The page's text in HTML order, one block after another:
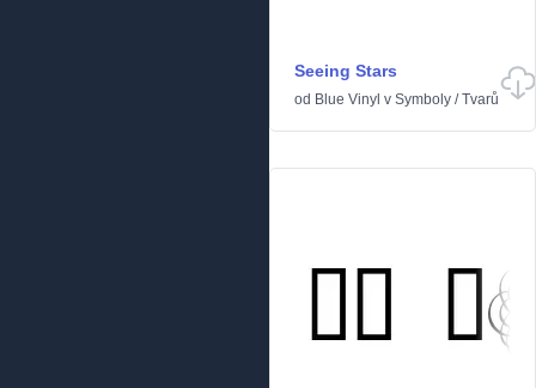
Seeing Stars
od Blue Vinyl v Symboly /Tvarů